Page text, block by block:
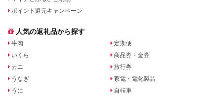
ポイント還元キャンペーン
人気の返礼品から探す
牛肉
いくら
カニ
うなぎ
うに
定期便
商品券・金券
旅行券
家電・電化製品
自転車